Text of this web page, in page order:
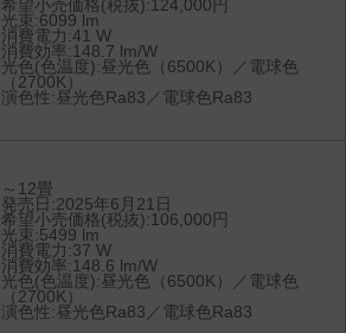
希望小売価格(税抜):124,000円
光束:6099 lm
消費電力:41 W
消費効率:148.7 lm/W
光色(色温度):昼光色（6500K）／電球色
（2700K）
演色性:昼光色Ra83／電球色Ra83
～12畳
発売日:2025年6月21日
希望小売価格(税抜):106,000円
光束:5499 lm
消費電力:37 W
消費効率:148.6 lm/W
光色(色温度):昼光色（6500K）／電球色
（2700K）
演色性:昼光色Ra83／電球色Ra83